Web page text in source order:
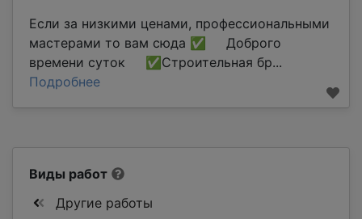
Если за низкими ценами, профессиональными
мастерами то вам сюда ✅ Доброго
времени суток ✅Строительная бр...
Подробнее
Виды работ
Другие работы